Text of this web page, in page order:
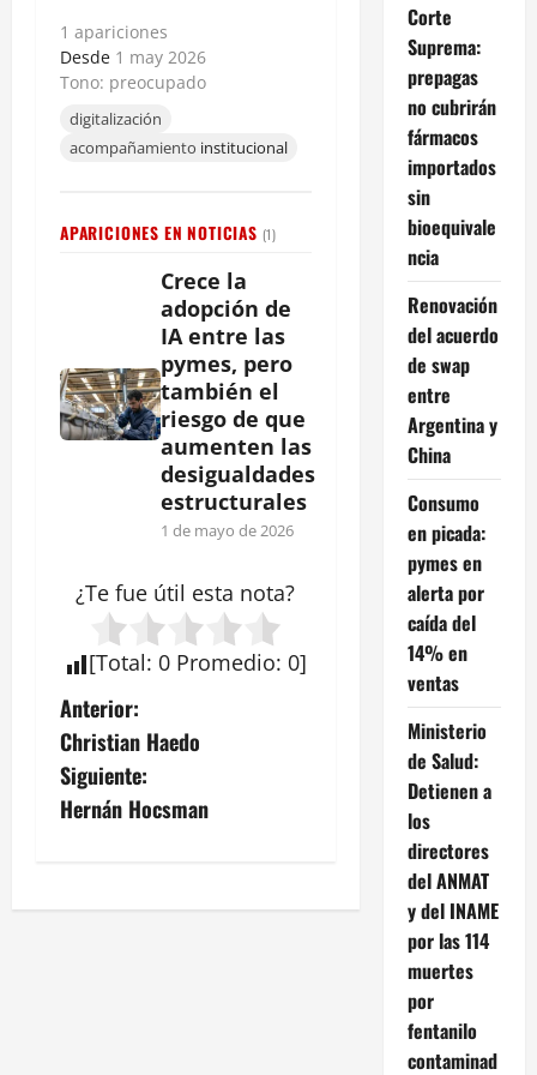
1 apariciones
Desde 1 may 2026
Tono: preocupado
digitalización
acompañamiento institucional
APARICIONES EN NOTICIAS (1)
Crece la
adopción de
IA entre las
pymes, pero
también el
riesgo de que
aumenten las
desigualdades
estructurales
1 de mayo de 2026
¿Te fue útil esta nota?
[Total: 0 Promedio: 0]
N
a
v
g
Anterior:
Christian Haedo
Siguiente:
Hernán Hocsman
Corte
Suprema:
prepagas
no cubrirán
fármacos
importados
sin
bioequivale
ncia
Renovación
del acuerdo
de swap
entre
Argentina y
China
Consumo
en picada:
pymes en
alerta por
caída del
14% en
ventas
Ministerio
de Salud:
Detienen a
los
directores
del ANMAT
y del INAME
por las 114
muertes
por
fentanilo
contaminad